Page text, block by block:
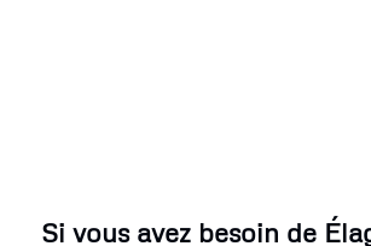
Si vous avez besoin de